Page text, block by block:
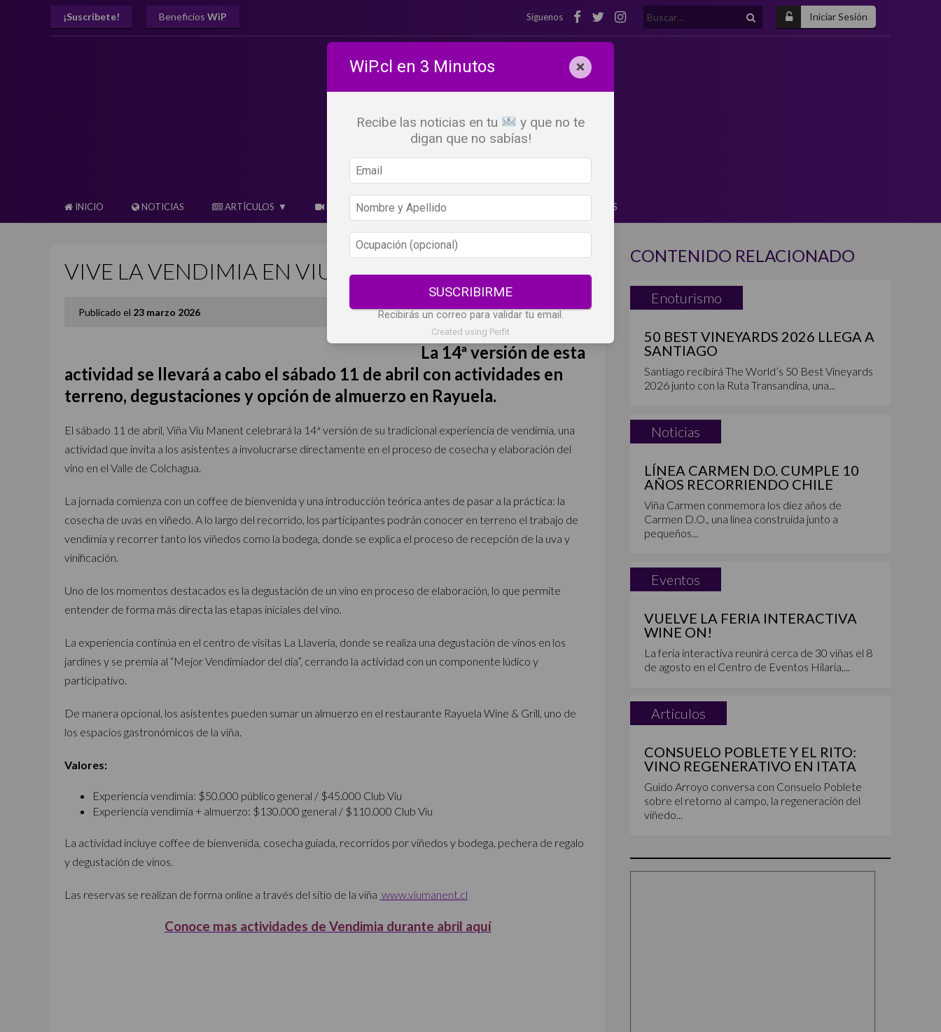
Iniciar Sesión
¡Suscribete! Beneficios WiP Buscar:
Síguenos
INICIO NOTICIAS ARTÍCULOS BEBER X LOS OJOS GLOSARIO DEL VINO PANORAMAS
VIVE LA VENDIMIA EN VIU MANENT 2026
Publicado el 23 marzo 2026
La 14ª versión de esta
actividad se llevará a cabo el sábado 11 de abril con actividades en
terreno, degustaciones y opción de almuerzo en Rayuela.
El sábado 11 de abril, Viña Viu Manent celebrará la 14ª versión de su tradicional experiencia de vendimia, una
actividad que invita a los asistentes a involucrarse directamente en el proceso de cosecha y elaboración del
vino en el Valle de Colchagua.
La jornada comienza con un coffee de bienvenida y una introducción teórica antes de pasar a la práctica: la
cosecha de uvas en viñedo. A lo largo del recorrido, los participantes podrán conocer en terreno el trabajo de
vendimia y recorrer tanto los viñedos como la bodega, donde se explica el proceso de recepción de la uva y
vinificación.
Uno de los momentos destacados es la degustación de un vino en proceso de elaboración, lo que permite
entender de forma más directa las etapas iniciales del vino.
La experiencia continúa en el centro de visitas La Llavería, donde se realiza una degustación de vinos en los
jardines y se premia al “Mejor Vendimiador del día”, cerrando la actividad con un componente lúdico y
participativo.
De manera opcional, los asistentes pueden sumar un almuerzo en el restaurante Rayuela Wine & Grill, uno de
los espacios gastronómicos de la viña.
Valores:
Experiencia vendimia: $50.000 público general / $45.000 Club Viu
Experiencia vendimia + almuerzo: $130.000 general / $110.000 Club Viu
La actividad incluye coffee de bienvenida, cosecha guiada, recorridos por viñedos y bodega, pechera de regalo
y degustación de vinos.
Las reservas se realizan de forma online a través del sitio de la viña www.viumanent.cl
Conoce mas actividades de Vendimia durante abril aquí
CONTENIDO RELACIONADO
Enoturismo
50 BEST VINEYARDS 2026 LLEGA A
SANTIAGO
Santiago recibirá The World’s 50 Best Vineyards
2026 junto con la Ruta Transandina, una...
Noticias
LÍNEA CARMEN D.O. CUMPLE 10
AÑOS RECORRIENDO CHILE
Viña Carmen conmemora los diez años de
Carmen D.O., una línea construida junto a
pequeños...
Eventos
VUELVE LA FERIA INTERACTIVA
WINE ON!
La feria interactiva reunirá cerca de 30 viñas el 8
de agosto en el Centro de Eventos Hilaria,...
Artículos
CONSUELO POBLETE Y EL RITO:
VINO REGENERATIVO EN ITATA
Guido Arroyo conversa con Consuelo Poblete
sobre el retorno al campo, la regeneración del
viñedo...
WiP.cl en 3 Minutos ×
Recibe las noticias en tu
y que no te
digan que no sabías!
SUSCRIBIRME
Recibirás un correo para validar tu email.
Created using Perfit